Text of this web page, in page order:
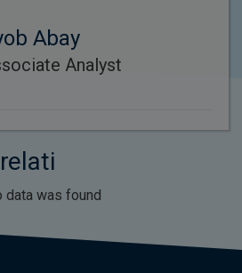
Abay
Analyst
data was found